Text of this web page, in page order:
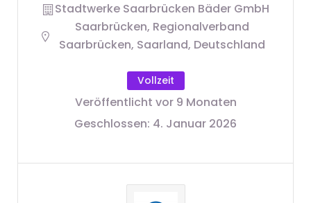
Stadtwerke Saarbrücken Bäder GmbH
Saarbrücken, Regionalverband
Saarbrücken, Saarland, Deutschland
Vollzeit
Veröffentlicht vor 9 Monaten
Geschlossen: 4. Januar 2026